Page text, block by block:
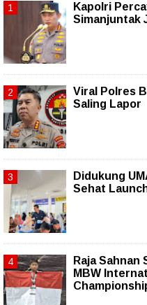
Kapolri
Simanjuntak
Viral Polres
Saling Lapor
Didukung
Sehat
Raja Sahnan
MBW